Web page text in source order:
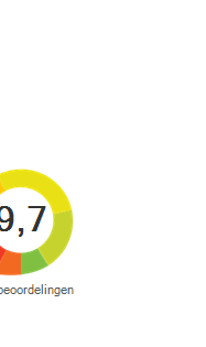
en snelgeleverd